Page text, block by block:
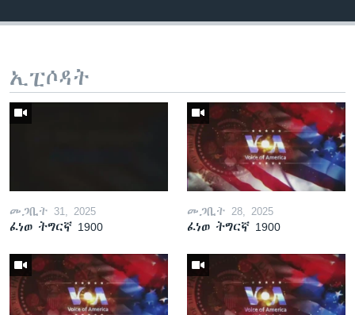
ኢፒሶዳት
መጋቢት 31, 2025
ፈነወ ትግርኛ 1900
መጋቢት 28, 2025
ፈነወ ትግርኛ 1900